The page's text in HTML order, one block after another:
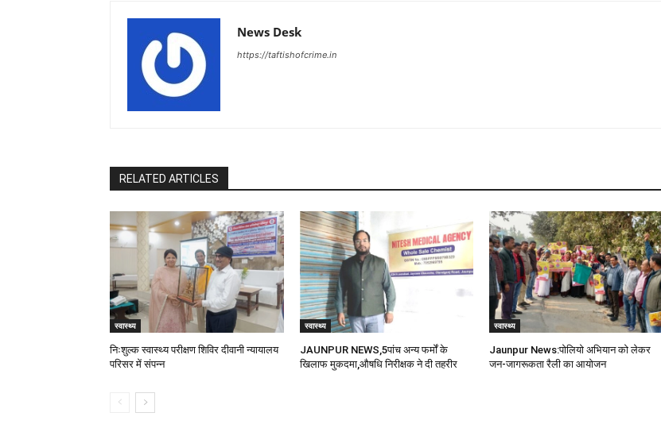
News Desk
https://taftishofcrime.in
RELATED ARTICLES
स्वास्थ्य
निःशुल्क स्वास्थ्य परीक्षण शिविर दीवानी न्यायालय
परिसर में संपन्न
स्वास्थ्य
JAUNPUR NEWS,5पांच अन्य फर्मों के
खिलाफ मुकदमा,औषधि निरीक्षक ने दी तहरीर
स्वास्थ्य
Jaunpur News:पोलियो अभियान को लेकर
जन-जागरूकता रैली का आयोजन